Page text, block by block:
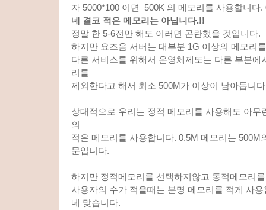
자 5000*100 이면 500K 의 메모리를 사용합니다
네 결코 적은 메모리는 아닙니다.!!
정말 한 5-6전만 해도 이러면 곤란했을 것입니다.
하지만 요즈음 서버는 대부분 1G 이상의 메모리
다른 서비스를 위해서 운영체제또는 다른 부분에
리를
제외한다고 해서 최소 500M가 이상이 남아돕니
상대적으로 우리는 정적 메모리를 사용해도 아무
의
적은 메모리를 사용합니다. 0.5M 메모리는 500M
문입니다.
하지만 정적메모리를 선택하지않고 동적메모리
사용자의 수가 적을때는 분명 메모리를 적게 사
네 맞습니다.